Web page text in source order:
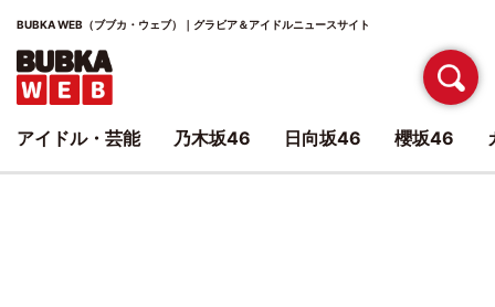
BUBKA WEB（ブブカ・ウェブ）｜グラビア＆アイドルニュースサイト
アイドル・芸能 乃木坂46 日向坂46 櫻坂46